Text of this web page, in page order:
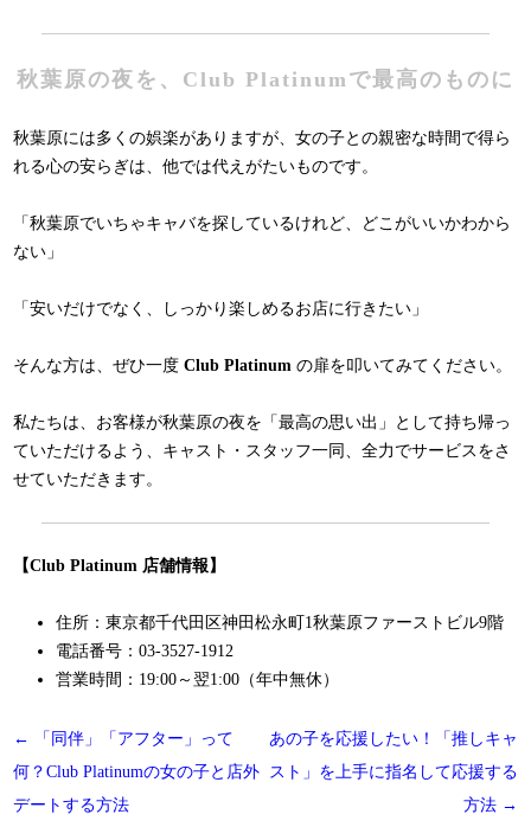
秋葉原の夜を、Club Platinumで最高のものに
秋葉原には多くの娯楽がありますが、女の子との親密な時間で得ら
れる心の安らぎは、他では代えがたいものです。
「秋葉原でいちゃキャバを探しているけれど、どこがいいかわから
ない」
「安いだけでなく、しっかり楽しめるお店に行きたい」
そんな方は、ぜひ一度Club Platinum の扉を叩いてみてください。
私たちは、お客様が秋葉原の夜を「最高の思い出」として持ち帰っ
ていただけるよう、キャスト・スタッフ一同、全力でサービスをさ
せていただきます。
【Club Platinum 店舗情報】
住所：東京都千代田区神田松永町1秋葉原ファーストビル9階
電話番号：03-3527-1912
営業時間：19:00～翌1:00（年中無休）
投
稿
ナ
←
「同伴」「アフター」って
何？Club Platinumの女の子と店外
デートする方法
あの子を応援したい！「推しキャ
スト」を上手に指名して応援する
方法 →